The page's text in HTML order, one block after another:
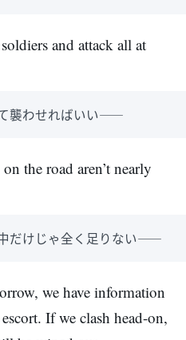
and attack all at
襲わせればいい――
the road aren’t nearly
だけじゃ全く足りない――
we have information
If we clash head-on,